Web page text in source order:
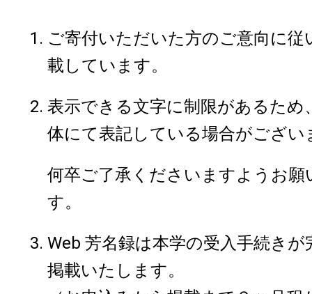
ご寄付いただいた方のご意向に従
載しています。
表示できる文字に制限があるため
体にて表記している場合がござい
何卒ご了承くださいますようお願
す。
Web 芳名録は本学の受入手続きが
掲載いたします。